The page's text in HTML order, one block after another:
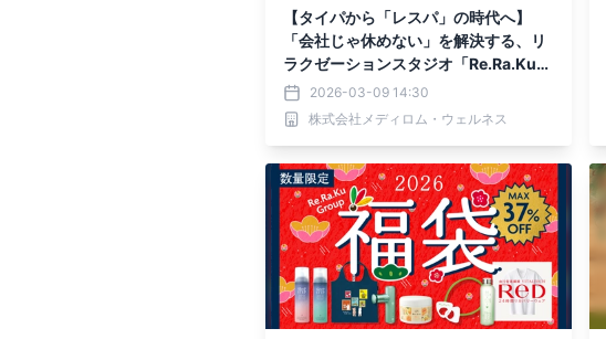
【タイパから「レスパ」の時代へ】
「会社じゃ休めない」を解決する、リ
ラクゼーションスタジオ「Re.Ra.Ku
」と STUTS が共同で仮眠・休憩スペ
ースのシェアリングサービスにおける
共同実証を開始
2026-03-09 14:30
株式会社メディロム・ウェルネス